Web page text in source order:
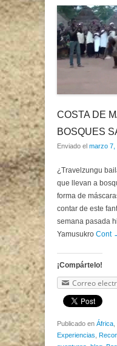
COSTA DE
BOSQUES
Enviado el marzo 7,
¿Travelzungu
que llevan a
forma de
contar de este
semana pasada
Yamusukro Cont
¡Compártelo!
Correo
Publicado en África,
Experiencias,